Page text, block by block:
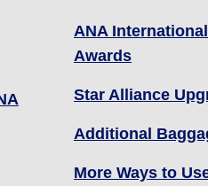
ANA
Awards
Star Alliance
Additional
More Ways to